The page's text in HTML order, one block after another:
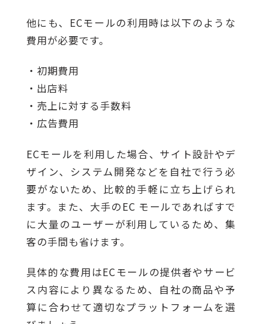
他にも、ECモールの利用時は以下のような
費用が必要です。
・初期費用
・出店料
・売上に対する手数料
・広告費用
ECモールを利用した場合、サイト設計やデ
ザイン、システム開発などを自社で行う必
要がないため、比較的手軽に立ち上げられ
ます。また、大手のEC モールであればすで
に大量のユーザーが利用しているため、集
客の手間も省けます。
具体的な費用はECモールの提供者やサービ
ス内容により異なるため、自社の商品や予
算に合わせて適切なプラットフォームを選